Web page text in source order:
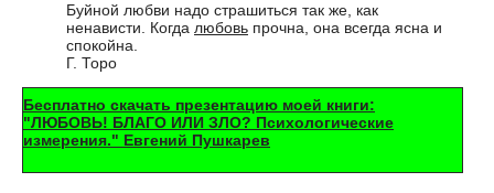
Буйной любви надо страшиться так же, как
ненависти. Когда любовь прочна, она всегда ясна и
спокойна.
Г. Торо
Бесплатно скачать презентацию моей книги:
"ЛЮБОВЬ! БЛАГО ИЛИ ЗЛО? Психологические
измерения." Евгений Пушкарев